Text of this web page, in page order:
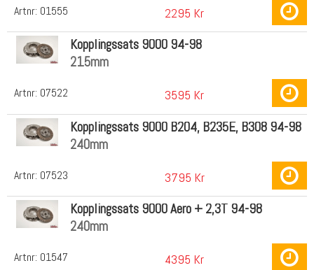
Artnr: 01555 2295 Kr
Artnr: 07522
Kopplingssats 9000 94-98
215mm
3595 Kr
Artnr: 07523
Kopplingssats 9000 B204, B235E, B308 94-98
240mm
3795 Kr
Artnr: 01547
Kopplingssats 9000 Aero + 2,3T 94-98
240mm
4395 Kr